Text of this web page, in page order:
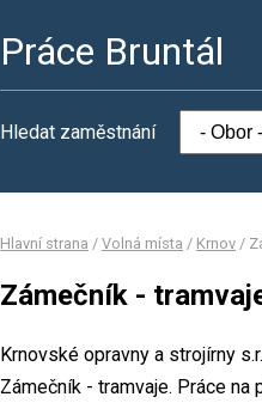
Práce Bruntál
Hledat zaměstnání
Hlavní strana / Volná místa / Krnov /
Zámečník -
Krnovské opravny a strojírny
Zámečník - tramvaje. Práce